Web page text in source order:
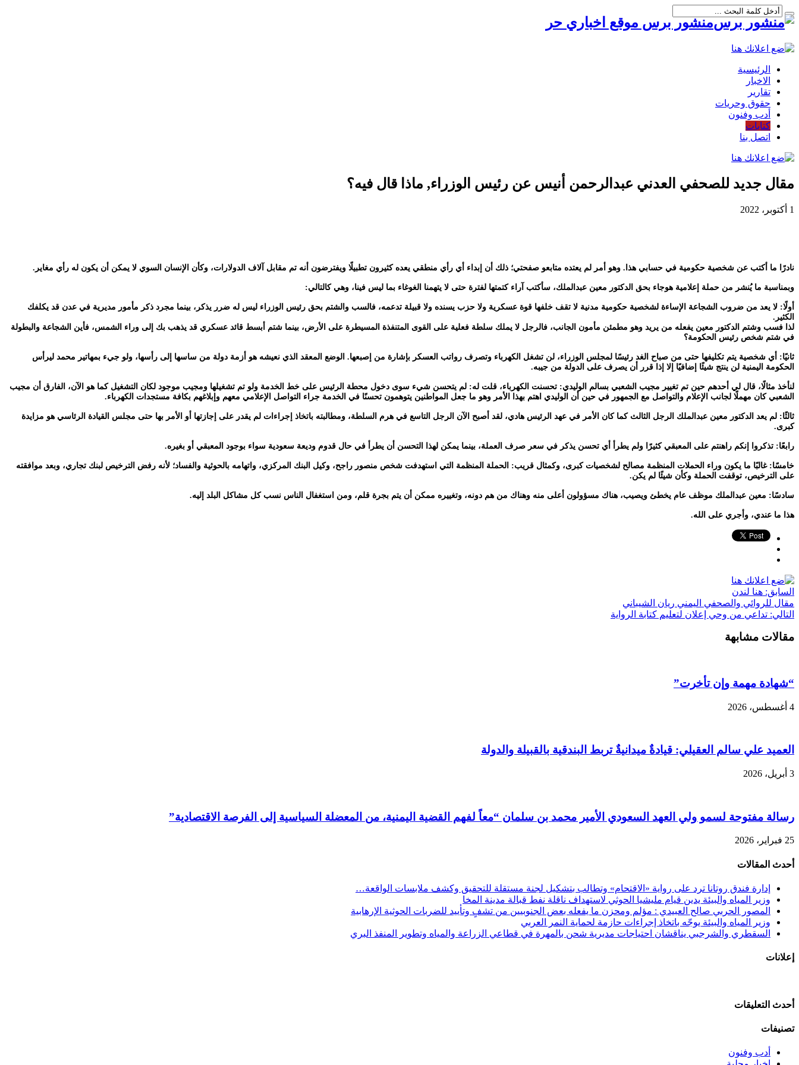
منشور برس موقع اخباري حر
الرئيسية
الاخبار
تقارير
حقوق وحريات
أدب وفنون
كتابات
اتصل بنا
مقال جديد للصحفي العدني عبدالرحمن أنيس عن رئيس الوزراء, ماذا قال فيه؟
1 أكتوبر، 2022
نادرًا ما أكتب عن شخصية حكومية في حسابي هذا. وهو أمر لم يعتده متابعو صفحتي؛ ذلك أن إبداء أي رأي منطقي يعده كثيرون تطبيلًا ويفترضون أنه تم مقابل آلاف الدولارات، وكأن الإنسان السوي لا يمكن أن يكون له رأي مغاير.
وبمناسبة ما يُنشر من حملة إعلامية هوجاء بحق الدكتور معين عبدالملك، سأكتب آراء كتمتها لفترة حتى لا يتهمنا الغوغاء بما ليس فينا، وهي كالتالي:
أولًا: لا يعد من ضروب الشجاعة الإساءة لشخصية حكومية مدنية لا تقف خلفها قوة عسكرية ولا حزب يسنده ولا قبيلة تدعمه، فالسب والشتم بحق رئيس الوزراء ليس له ضرر يذكر، بينما مجرد ذكر مأمور مديرية في عدن قد يكلفك
الكثير.
لذا فسب وشتم الدكتور معين يفعله من يريد وهو مطمئن مأمون الجانب، فالرجل لا يملك سلطة فعلية على القوى المتنفذة المسيطرة على الأرض، بينما شتم أبسط قائد عسكري قد يذهب بك إلى وراء الشمس، فأين الشجاعة والبطولة
في شتم شخص رئيس الحكومة؟
ثانيًا: أي شخصية يتم تكليفها حتى من صباح الغد رئيسًا لمجلس الوزراء، لن تشغل الكهرباء وتصرف رواتب العسكر بإشارة من إصبعها. الوضع المعقد الذي نعيشه هو أزمة دولة من ساسها إلى رأسها، ولو جيء بمهاتير محمد ليرأس
الحكومة اليمنية لن ينتج شيئًا إضافيًا إلا إذا قرر أن يصرف على الدولة من جيبه.
لنأخذ مثالًا، قال لي أحدهم حين تم تغيير مجيب الشعبي بسالم الوليدي: تحسنت الكهرباء، قلت له: لم يتحسن شيء سوى دخول محطة الرئيس على خط الخدمة ولو تم تشغيلها ومجيب موجود لكان التشغيل كما هو الآن، الفارق أن مجيب
الشعبي كان مهملًا لجانب الإعلام والتواصل مع الجمهور في حين أن الوليدي اهتم بهذا الأمر وهو ما جعل المواطنين يتوهمون تحسنًا في الخدمة جراء التواصل الإعلامي معهم وإبلاغهم بكافة مستجدات الكهرباء.
ثالثًا: لم يعد الدكتور معين عبدالملك الرجل الثالث كما كان الأمر في عهد الرئيس هادي، لقد أصبح الآن الرجل التاسع في هرم السلطة، ومطالبته باتخاذ إجراءات لم يقدر على إجازتها أو الأمر بها حتى مجلس القيادة الرئاسي هو مزايدة
كبرى.
رابعًا: تذكروا إنكم راهنتم على المعبقي كثيرًا ولم يطرأ أي تحسن يذكر في سعر صرف العملة، بينما يمكن لهذا التحسن أن يطرأ في حال قدوم وديعة سعودية سواء بوجود المعبقي أو بغيره.
خامسًا: غالبًا ما يكون وراء الحملات المنظمة مصالح لشخصيات كبرى، وكمثال قريب: الحملة المنظمة التي استهدفت شخص منصور راجح، وكيل البنك المركزي، واتهامه بالحوثية والفساد؛ لأنه رفض الترخيص لبنك تجاري، وبعد موافقته
على الترخيص، توقفت الحملة وكأن شيئًا لم يكن.
سادسًا: معين عبدالملك موظف عام يخطئ ويصيب، هناك مسؤولون أعلى منه وهناك من هم دونه، وتغييره ممكن أن يتم بجرة قلم، ومن استغفال الناس نسب كل مشاكل البلد إليه.
هذا ما عندي، وأجري على الله.
السابق: هنا لندن
مقال للروائي والصحفي اليمني ريان الشيباني
التالي: تداعي من وحي إعلان لتعليم كتابة الرواية
مقالات مشابهة
“شهادة مهمة وإن تأخرت”
4 أغسطس، 2026
العميد علي سالم العقيلي: قيادةٌ ميدانيةٌ تربط البندقية بالقبيلة والدولة
3 أبريل، 2026
رسالة مفتوحة لسمو ولي العهد السعودي الأمير محمد بن سلمان “معاً لفهم القضية اليمنية، من المعضلة السياسية إلى الفرصة الاقتصادية”
25 فبراير، 2026
أحدث المقالات
إدارة فندق روتانا ترد على رواية «الاقتحام» وتطالب بتشكيل لجنة مستقلة للتحقيق وكشف ملابسات الواقعة…
وزير المياه والبيئة يدين قيام مليشيا الحوثي لاستهداف ناقلة نفط قبالة مدينة المخا
المصور الحربي صالح العبيدي : مؤلم ومحزن ما يفعله بعض الجنوبيين من تشفٍ وتأييد للضربات الحوثية الإرهابية
وزير المياه والبيئة يوجّه باتخاذ إجراءات حازمة لحماية النمر العربي
السقطري والشرجبي يناقشان احتياجات مديرية شحن بالمهرة في قطاعي الزراعة والمياه وتطوير المنفذ البري
إعلانات
أحدث التعليقات
تصنيفات
أدب وفنون